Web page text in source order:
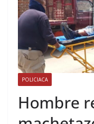
POLICIACA
Hombre